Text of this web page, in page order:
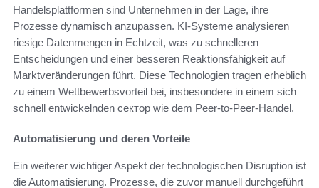
Handelsplattformen sind Unternehmen in der Lage, ihre
Prozesse dynamisch anzupassen. KI-Systeme analysieren
riesige Datenmengen in Echtzeit, was zu schnelleren
Entscheidungen und einer besseren Reaktionsfähigkeit auf
Marktveränderungen führt. Diese Technologien tragen erheblich
zu einem Wettbewerbsvorteil bei, insbesondere in einem sich
schnell entwickelnden сектор wie dem Peer-to-Peer-Handel.
Automatisierung und deren Vorteile
Ein weiterer wichtiger Aspekt der technologischen Disruption ist
die Automatisierung. Prozesse, die zuvor manuell durchgeführt